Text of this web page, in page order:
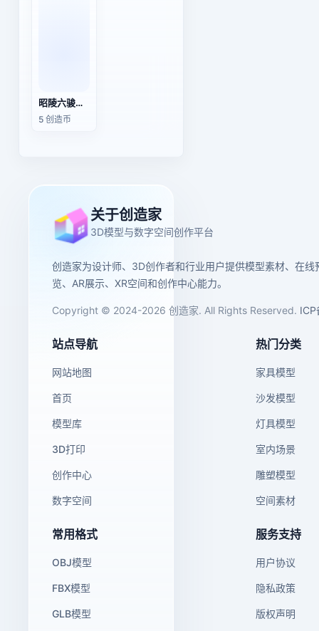
昭陵六骏石刻浮雕
5 创造币
关于创造家
3D模型与数字空间创作平台
创造家为设计师、3D创作者和行业用户提供模型素材、在线
览、AR展示、XR空间和创作中心能力。
Copyright © 2024-2026 创造家. All Rights Reserved. ICP
站点导航
网站地图
首页
模型库
3D打印
创作中心
数字空间
热门分类
家具模型
沙发模型
灯具模型
室内场景
雕塑模型
空间素材
常用格式
OBJ模型
FBX模型
GLB模型
服务支持
用户协议
隐私政策
版权声明